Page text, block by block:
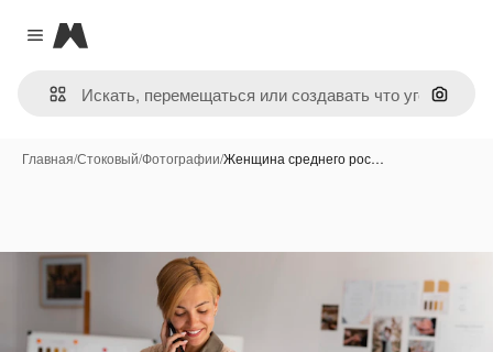
Close menu
Magnific
Поиск
Главная/Стоковый/Фотографии/Женщина среднего рос…